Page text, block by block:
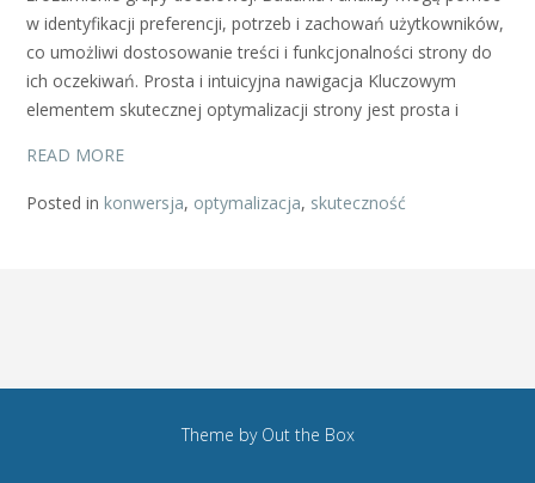
w identyfikacji preferencji, potrzeb i zachowań użytkowników,
co umożliwi dostosowanie treści i funkcjonalności strony do
ich oczekiwań. Prosta i intuicyjna nawigacja Kluczowym
elementem skutecznej optymalizacji strony jest prosta i
READ MORE
Posted in konwersja, optymalizacja, skuteczność
Theme by Out the Box